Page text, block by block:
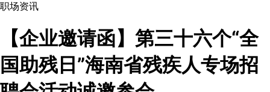
职场资讯
【企业邀请函】第三十六个“全
国助残日”海南省残疾人专场招